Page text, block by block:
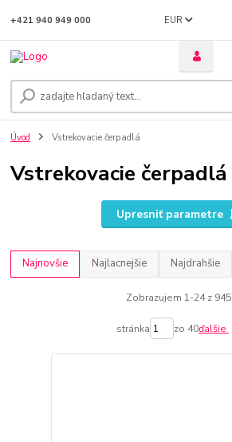
EUR
+421 940 949 000
Úvod Vstrekovacie čerpadlá
Vstrekovacie čerpadlá
Upresniť parametre
Najnovšie Najlacnejšie Najdrahšie
Zobrazujem 1-24 z 945
stránka zo 40ďalšie